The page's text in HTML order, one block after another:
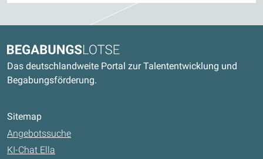
Begabungslotse
Das deutschlandweite Portal zur Talententwicklung und
Begabungsförderung.
Sitemap
Angebotssuche
KI-Chat Ella